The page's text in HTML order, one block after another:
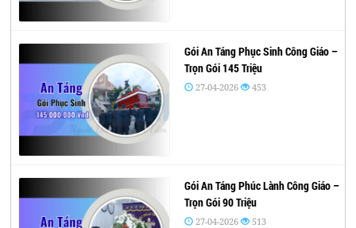
Gói An Táng Phục Sinh Công Giáo –
Trọn Gói 145 Triệu
27-04-2026 453
Gói An Táng Phúc Lành Công Giáo –
Trọn Gói 90 Triệu
27-04-2026 513